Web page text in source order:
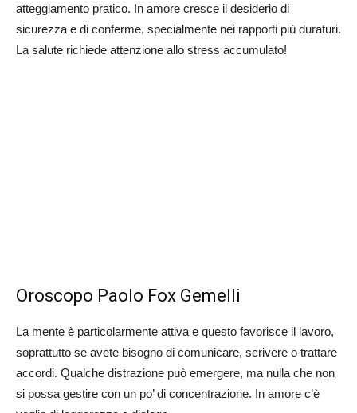
atteggiamento pratico. In amore cresce il desiderio di
sicurezza e di conferme, specialmente nei rapporti più duraturi.
La salute richiede attenzione allo stress accumulato!
Oroscopo Paolo Fox Gemelli
La mente è particolarmente attiva e questo favorisce il lavoro,
soprattutto se avete bisogno di comunicare, scrivere o trattare
accordi. Qualche distrazione può emergere, ma nulla che non
si possa gestire con un po’ di concentrazione. In amore c’è